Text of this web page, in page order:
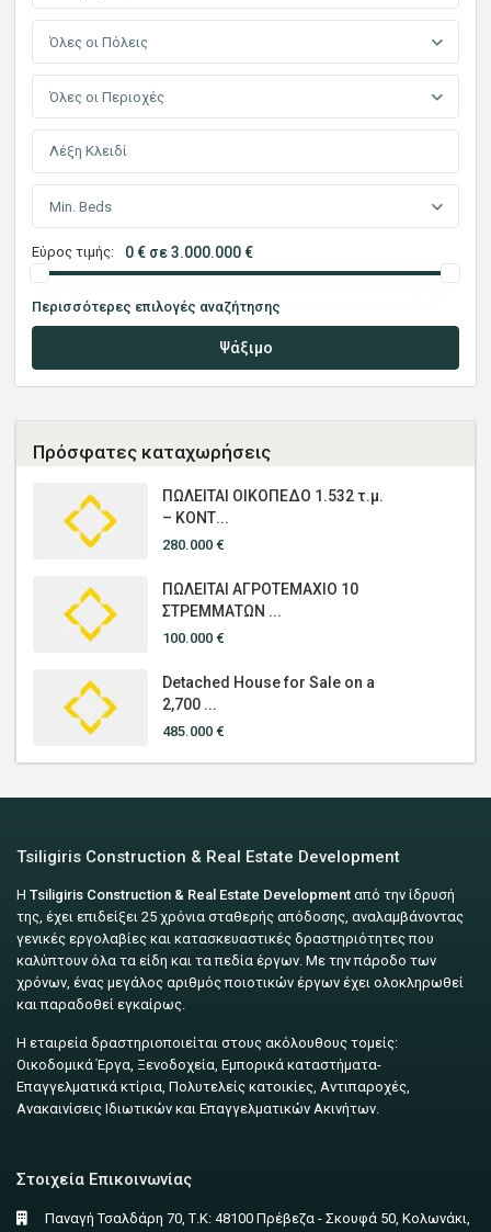
Όλες οι Πόλεις
Όλες οι Περιοχές
Min. Beds
Εύρος τιμής: 0 € σε 3.000.000 €
Περισσότερες επιλογές αναζήτησης
Ψάξιμο
Πρόσφατες καταχωρήσεις
ΠΩΛΕΙΤΑΙ ΟΙΚΟΠΕΔΟ 1.532 τ.μ.
– ΚΟΝΤ...
280.000 €
ΠΩΛΕΙΤΑΙ ΑΓΡΟΤΕΜΑΧΙΟ 10
ΣΤΡΕΜΜΑΤΩΝ ...
100.000 €
Detached House for Sale on a
2,700 ...
485.000 €
Tsiligiris Construction & Real Estate Development
ΗTsiligiris Construction & Real Estate Development από την ίδρυσή
της, έχει επιδείξει 25 χρόνια σταθερής απόδοσης, αναλαμβάνοντας
γενικές εργολαβίες και κατασκευαστικές δραστηριότητες που
καλύπτουν όλα τα είδη και τα πεδία έργων. Με την πάροδο των
χρόνων, ένας μεγάλος αριθμός ποιοτικών έργων έχει ολοκληρωθεί
και παραδοθεί εγκαίρως.
Η εταιρεία δραστηριοποιείται στους ακόλουθους τομείς:
Οικοδομικά Έργα, Ξενοδοχεία, Εμπορικά καταστήματα-
Επαγγελματικά κτίρια, Πολυτελείς κατοικίες, Αντιπαροχές,
Ανακαινίσεις Ιδιωτικών και Επαγγελματικών Ακινήτων.
Στοιχεία Επικοινωνίας
Παναγή Τσαλδάρη 70, Τ.Κ: 48100 Πρέβεζα - Σκουφά 50, Κολωνάκι,